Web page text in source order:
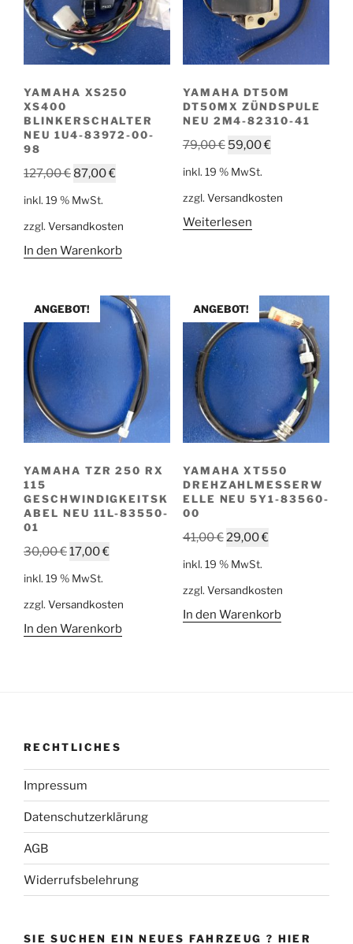
YAMAHA XS250
XS400
BLINKERSCHALTER
NEU 1U4-83972-00-
98
127,00€ Ursprünglicher
127,00 €
87,00€Aktueller
87,00 €.
inkl. 19 % MwSt.
zzgl. Versandkosten
In den Warenkorb
YAMAHA DT50M
DT50MX ZÜNDSPULE
NEU 2M4-82310-41
79,00€ Ursprünglicher
79,00 €
59,00€Aktueller
59,00 €.
inkl. 19 % MwSt.
zzgl. Versandkosten
Weiterlesen
ANGEBOT!
YAMAHA TZR 250 RX
115
GESCHWINDIGKEITSK
ABEL NEU 11L-83550-
01
30,00€Ursprünglicher
30,00 €
17,00€Aktueller
17,00 €.
inkl. 19 % MwSt.
zzgl. Versandkosten
In den Warenkorb
ANGEBOT!
YAMAHA XT550
DREHZAHLMESSERW
ELLE NEU 5Y1-83560-
00
41,00€ Ursprünglicher
41,00 €
29,00€Aktueller
29,00 €.
inkl. 19 % MwSt.
zzgl. Versandkosten
In den Warenkorb
RECHTLICHES
Impressum
Datenschutzerklärung
AGB
Widerrufsbelehrung
SIE SUCHEN EIN NEUES FAHRZEUG ? HIER